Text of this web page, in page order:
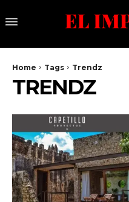
Home Tags Trendz
TRENDZ